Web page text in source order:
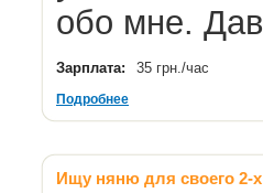
обо мне.
Зарплата: 35 грн./час
Подробнее
Ищу няню для своего 2-х